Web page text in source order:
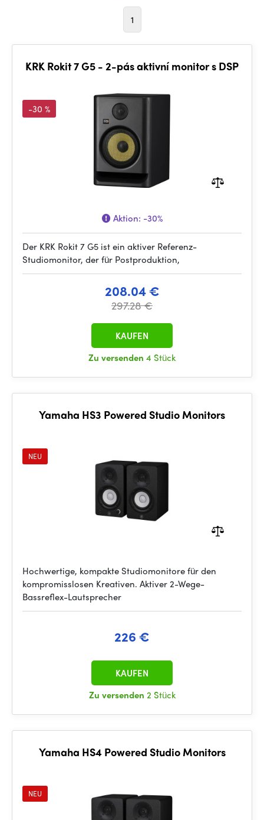
1
KRK Rokit 7 G5 - 2-pás aktivní monitor s DSP
-30 %
Aktion: -30%
Der KRK Rokit 7 G5 ist ein aktiver Referenz-
Studiomonitor, der für Postproduktion,
208.04 €
297.28 €
Zu versenden 4 Stück
KAUFEN
Yamaha HS3 Powered Studio Monitors
NEU
Hochwertige, kompakte Studiomonitore für den
kompromisslosen Kreativen. Aktiver 2-Wege-
Bassreflex-Lautsprecher
226 €
Zu versenden 2 Stück
KAUFEN
Yamaha HS4 Powered Studio Monitors
NEU